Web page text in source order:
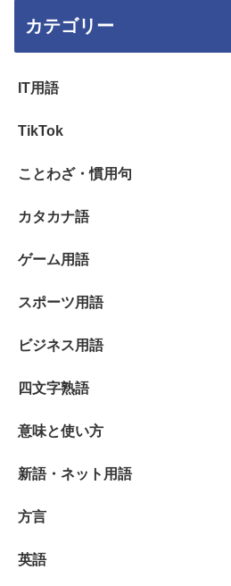
カテゴリー
IT用語
TikTok
ことわざ・慣用句
カタカナ語
ゲーム用語
スポーツ用語
ビジネス用語
四文字熟語
意味と使い方
新語・ネット用語
方言
英語